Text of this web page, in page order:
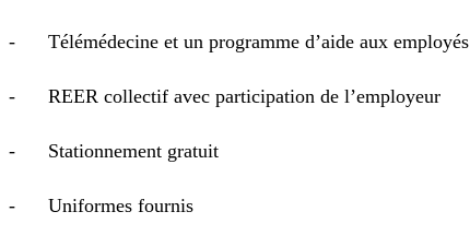
- Télémédecine et un programme d’aide aux employés
- REER collectif avec participation de l’employeur
- Stationnement gratuit
- Uniformes fournis